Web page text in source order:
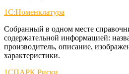
1С:Номенклатура
Собранный в одном месте
содержательной информацией:
производитель, описание,
характеристики.
1СПАРК Риски